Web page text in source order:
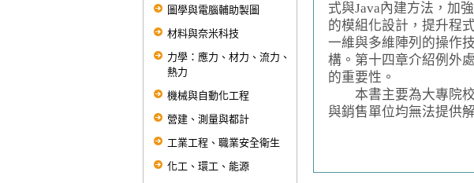
圖學與電腦輔助製圖
材料與奈米科技
力學：應力、材力、流力、
熱力
機械與自動化工程
營建、測量與都計
工業工程、職業安全衛生
化工、環工、能源
式與Java內建方法，加
的模組化設計，提升程
一維與多維陣列的操作
構。第十四章介紹例外
的重要性。
本書主要為大專院校
與銷售單位均無法提供